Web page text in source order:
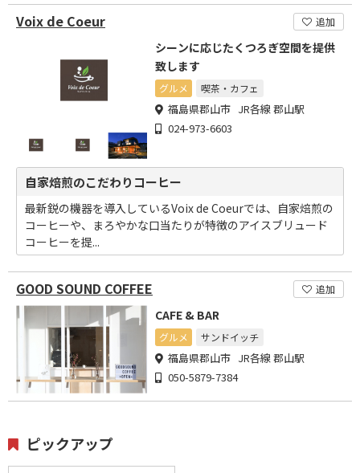
Voix de Coeur 追加
シーンに応じたくつろぎ空間を提供
致します
グルメ 喫茶・カフェ
福島県郡山市 JR各線 郡山駅
024-973-6603
自家焙煎のこだわりコーヒー
最新鋭の機器を導入しているVoix de Coeurでは、自家焙煎の
コーヒーや、まろやかな口当たりが特徴のアイスブリュード
コーヒーを提...
GOOD SOUND COFFEE 追加
CAFE & BAR
グルメ サンドイッチ
福島県郡山市 JR各線 郡山駅
050-5879-7384
ピックアップ